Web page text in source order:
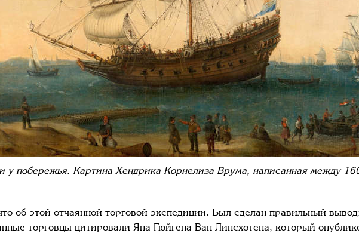
побережья. Картина Хендрика Корнелиза Врума, написанная между
об этой отчаянной торговой экспедиции. Был сделан правильный
торговцы цитировали Яна Гюйгена Ван Линсхотена, который